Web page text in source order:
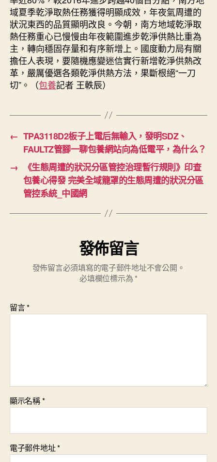
域夏季乾淨取熱任務獲得明顯成效，年夜氣周遭的
狀況東西的品質顯明改良。今朝，南方地域乾淨取
熱任務重心已慢慢由年夜範圍進步乾淨供熱比重為
主，轉向穩固存量和有序新增上。國度動力局有關
擔任人表現，要隨機應變迷信實行新增乾淨供熱改
革，嚴厲優選各類乾淨供熱方法，果斷根絕“一刀
切”。（包養記者 王軼辰）
← TPA3118D2板子上電后無輸入，發明SDZ、
FAULTZ管腳一聊包養網站向為低電平，為什么？
→
《生態周遭的狀況分區管控治理暫行規則》印查
包養心得發 完美全域籠罩的生態周遭的狀況分區
管控系統_中國網
發佈留言
發佈留言必須填寫的電子郵件地址不會公開。
必填欄位標示為 *
留言*
顯示名稱*
電子郵件地址*